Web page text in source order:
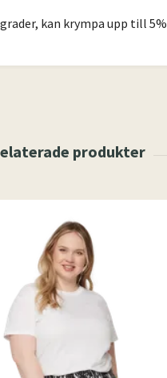
kan krympa upp till 5%